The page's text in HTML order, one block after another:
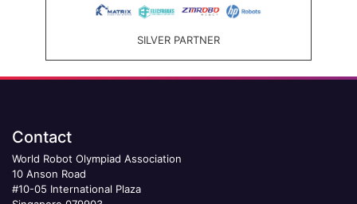
SILVER PARTNER
Contact
World Robot Olympiad Association
10 Anson Road
#10-05 International Plaza